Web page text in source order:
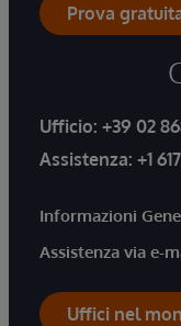
Prova
Ufficio: +39 02
Assistenza: +1
Informazioni
Assistenza via e-
Uffici nel